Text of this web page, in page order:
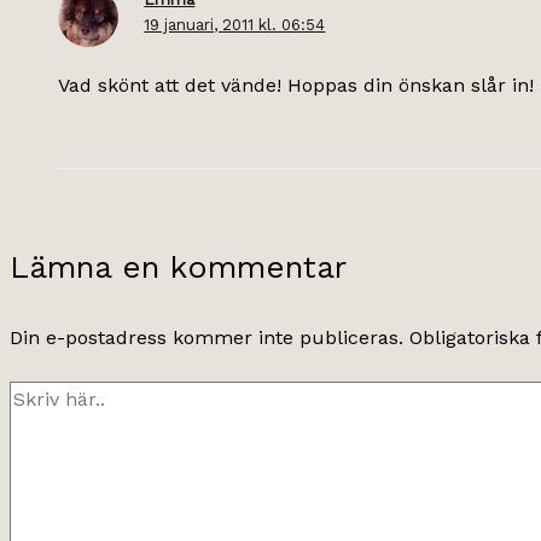
19 januari, 2011 kl. 06:54
Vad skönt att det vände! Hoppas din önskan slår in!
Lämna en kommentar
Din e-postadress kommer inte publiceras.
Skriv